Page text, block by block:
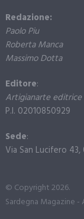
Redazione:
Paolo Piu
Roberta Manca
Massimo Dotta
Editore:
Artigianarte editrice
P.I. 02010850929
Sede:
Via San Lucifero 43,
© Copyright 2026.
Sardegna Magazine -